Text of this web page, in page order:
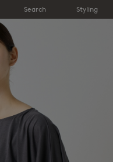
Search Styling